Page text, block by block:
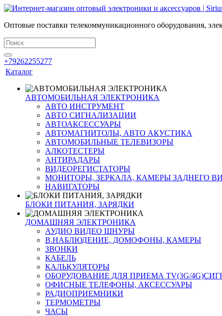
Оптовые поставки телекоммуникационного оборудования,
+79262255277
Каталог
АВТОМОБИЛЬНАЯ ЭЛЕКТРОНИКА
АВТО ИНСТРУМЕНТ
АВТО СИГНАЛИЗАЦИИ
АВТОАКСЕССУАРЫ
АВТОМАГНИТОЛЫ, АВТО АКУСТИКА
АВТОМОБИЛЬНЫЕ ТЕЛЕВИЗОРЫ
АЛКОТЕСТЕРЫ
АНТИРАДАРЫ
ВИДЕОРЕГИСТАТОРЫ
МОНИТОРЫ, ЗЕРКАЛА, КАМЕРЫ ЗАДНЕГО
НАВИГАТОРЫ
БЛОКИ ПИТАНИЯ, ЗАРЯДКИ
ДОМАШНЯЯ ЭЛЕКТРОНИКА
АУДИО ВИДЕО ШНУРЫ
В.НАБЛЮДЕНИЕ, ДОМОФОНЫ, КАМЕРЫ
ЗВОНКИ
КАБЕЛЬ
КАЛЬКУЛЯТОРЫ
ОБОРУДОВАНИЕ ДЛЯ ПРИЕМА TV(3G/
ОФИСНЫЕ ТЕЛЕФОНЫ, АКСЕССУАРЫ
РАДИОПРИЕМНИКИ
ТЕРМОМЕТРЫ
ЧАСЫ